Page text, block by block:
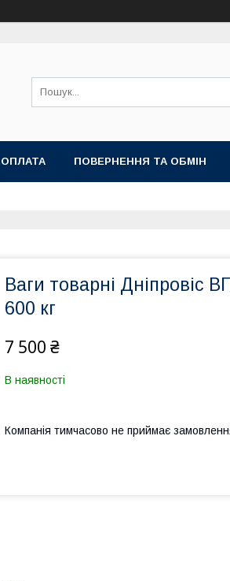
ПОВЕРНЕННЯ ТА ОБМІН
Ваги товарні Дніпровіс
600 кг
7 500 ₴
В наявності
Компанія тимчасово не приймає